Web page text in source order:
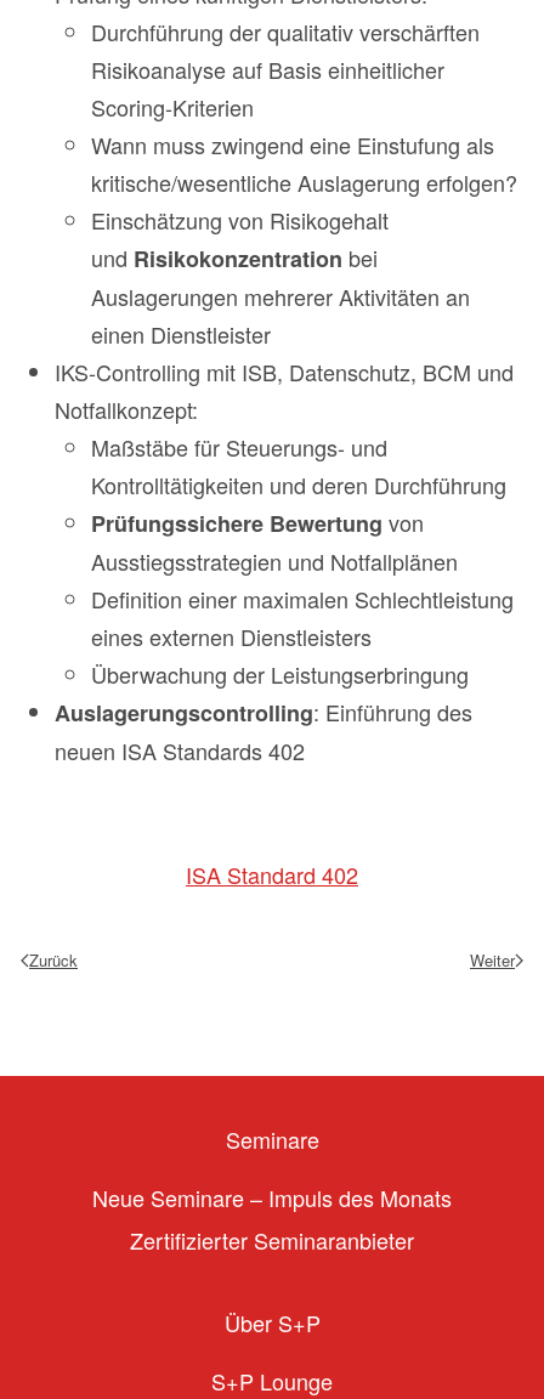
Durchführung der qualitativ verschärften
Risikoanalyse auf Basis einheitlicher
Scoring-Kriterien
Wann muss zwingend eine Einstufung als
kritische/wesentliche Auslagerung erfolgen?
Einschätzung von Risikogehalt
und Risikokonzentration bei
Auslagerungen mehrerer Aktivitäten an
einen Dienstleister
IKS-Controlling mit ISB, Datenschutz, BCM und
Notfallkonzept:
Maßstäbe für Steuerungs- und
Kontrolltätigkeiten und deren Durchführung
Prüfungssichere Bewertung von
Ausstiegsstrategien und Notfallplänen
Definition einer maximalen Schlechtleistung
eines externen Dienstleisters
Überwachung der Leistungserbringung
Auslagerungscontrolling: Einführung des
neuen ISA Standards 402
ISA Standard 402
Zurück Weiter
Seminare
Neue Seminare – Impuls des Monats
Zertifizierter Seminaranbieter
Über S+P
S+P Lounge